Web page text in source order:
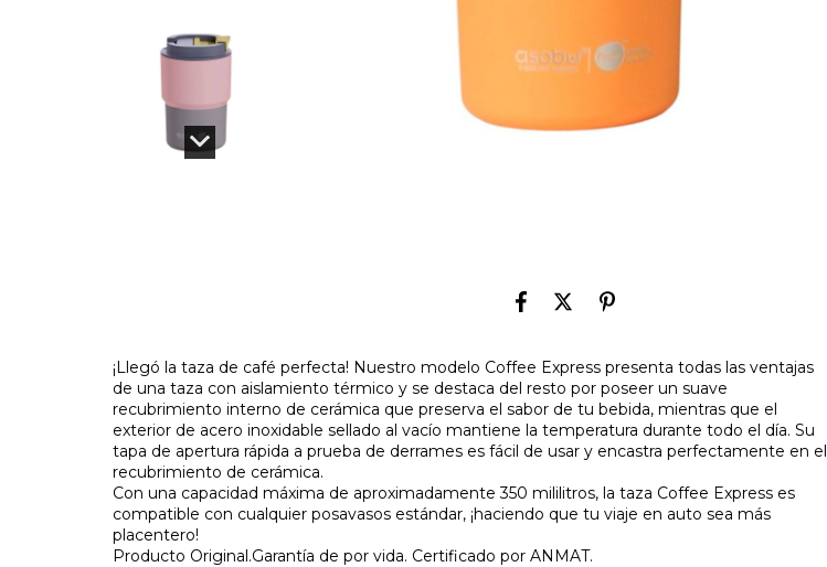
¡Llegó la taza de café perfecta! Nuestro modelo Coffee Express presenta todas las ventajas
de una taza con aislamiento térmico y se destaca del resto por poseer un suave
recubrimiento interno de cerámica que preserva el sabor de tu bebida, mientras que el
exterior de acero inoxidable sellado al vacío mantiene la temperatura durante todo el día. Su
tapa de apertura rápida a prueba de derrames es fácil de usar y encastra perfectamente en el
recubrimiento de cerámica.
Con una capacidad máxima de aproximadamente 350 mililitros, la taza Coffee Express es
compatible con cualquier posavasos estándar, ¡haciendo que tu viaje en auto sea más
placentero!
Producto Original.Garantía de por vida. Certificado por ANMAT.